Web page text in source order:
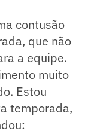
contusão
que não
a equipe.
muito
Estou
temporada,